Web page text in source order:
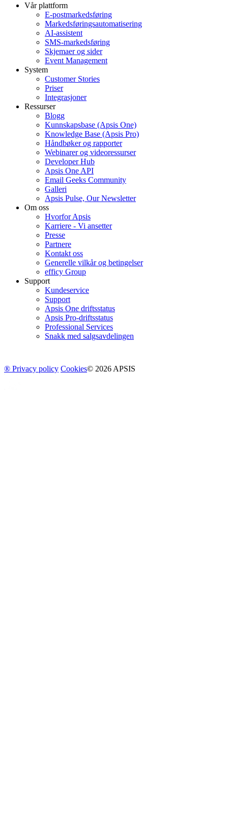
Vår plattform
E-postmarkedsføring
Markedsføringsautomatisering
AI-assistent
SMS-markedsføring
Skjemaer og sider
Event Management
System
Customer Stories
Priser
Integrasjoner
Ressurser
Blogg
Kunnskapsbase (Apsis One)
Knowledge Base (Apsis Pro)
Håndbøker og rapporter
Webinarer og videoressurser
Developer Hub
Apsis One API
Email Geeks Community
Galleri
Apsis Pulse, Our Newsletter
Om oss
Hvorfor Apsis
Karriere - Vi ansetter
Presse
Partnere
Kontakt oss
Generelle vilkår og betingelser
efficy Group
Support
Kundeservice
Support
Apsis One driftsstatus
Apsis Pro-driftsstatus
Professional Services
Snakk med salgsavdelingen
® Privacy policy Cookies© 2026 APSIS